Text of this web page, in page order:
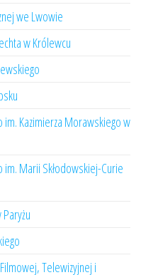
we Lwowie
w Królewcu
im. Kazimierza Morawskiego w
im. Marii Skłodowskiej-Curie
Telewizyjnej i